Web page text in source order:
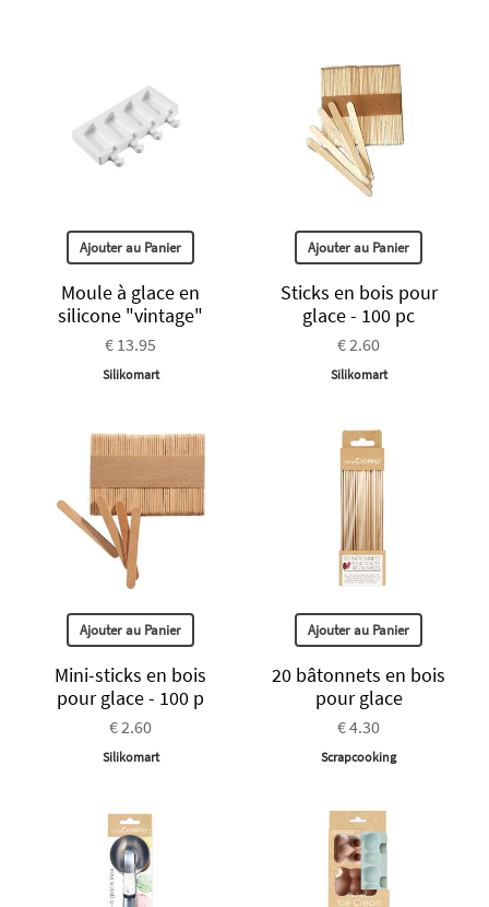
Ajouter au Panier
Moule à glace en
silicone "vintage"
€ 13.95
Silikomart
Ajouter au Panier
Sticks en bois pour
glace - 100 pc
€ 2.60
Silikomart
Ajouter au Panier
Mini-sticks en bois
pour glace - 100 p
€ 2.60
Silikomart
Ajouter au Panier
20 bâtonnets en bois
pour glace
€ 4.30
Scrapcooking